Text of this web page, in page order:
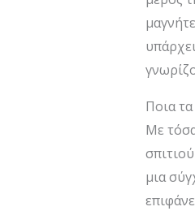
Ποια
Με
μια